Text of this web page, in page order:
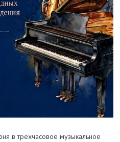
в трехчасовое музыкальное